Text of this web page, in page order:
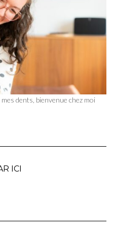
dents, bienvenue chez moi
ICI